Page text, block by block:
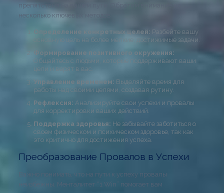
препятствия на вашем пути. Обратим внимание на
несколько ключевых методов:
Определение конкретных целей: Разбейте вашу
основную цель на более мелкие, достижимые задачи.
Формирование позитивного окружения:
Общайтесь с людьми, которые поддерживают ваши
цели и верят в вас.
Управление временем: Выделяйте время для
работы над своими целями, создавая рутину.
Рефлексия: Анализируйте свои успехи и провалы
для корректировки ваших действий.
Поддержка здоровья: Не забывайте заботиться о
своем физическом и психическом здоровье, так как
это критично для достижения успеха.
Преобразование Провалов в Успехи
Важно понимать, что на пути к успеху провалы
неизбежны. Менталитет “1 Win” помогает вам